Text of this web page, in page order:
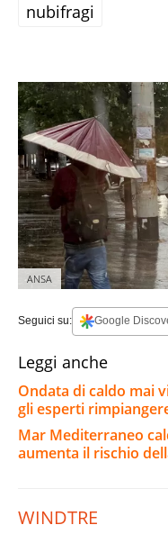
nubifragi
ANSA
Seguici su: Google
Leggi anche
Ondata di caldo mai
gli esperti
Mar Mediterraneo
aumenta il rischio
WINDTRE